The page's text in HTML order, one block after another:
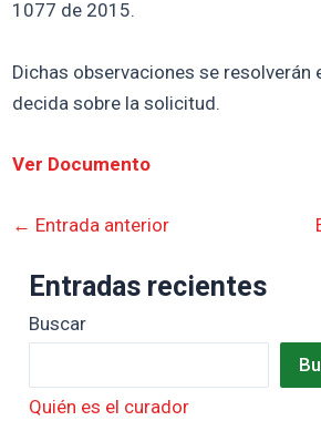
1077 de 2015.
Dichas observaciones se resolverán
decida sobre la solicitud.
Ver Documento
← Entrada anterior
Entradas recientes
Buscar
Quién es el curador